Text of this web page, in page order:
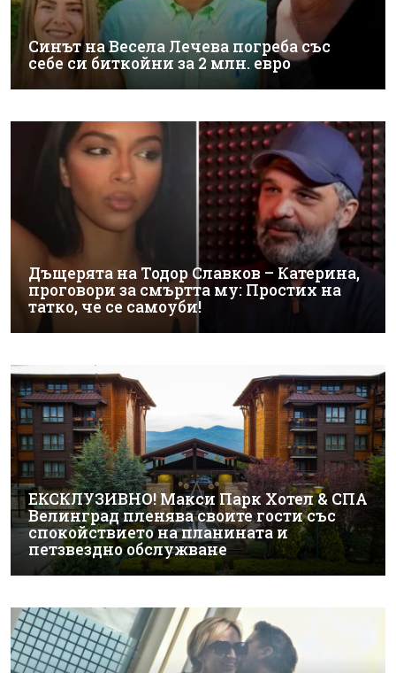
Синът на Весела Лечева погреба със
себе си биткойни за 2 млн. евро
Дъщерята на Тодор Славков – Катерина,
проговори за смъртта му: Простих на
татко, че се самоуби!
ЕКСКЛУЗИВНО! Макси Парк Хотел & СПА
Велинград пленява своите гости със
спокойствието на планината и
петзвездно обслужване